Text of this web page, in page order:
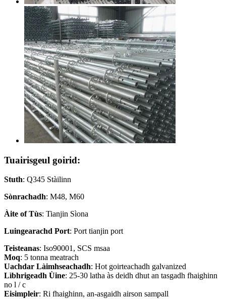
Tuairisgeul goirid:
Stuth: Q345 Stàilinn
Sònrachadh: M48, M60
Àite of Tùs: Tianjin Sìona
Luingearachd Port: Port tianjin port
Teisteanas: Iso90001, SCS msaa
Moq: 5 tonna meatrach
Uachdar Làimhseachadh: Hot goirteachadh galvanized
Lìbhrigeadh Ùine: 25-30 latha às deidh dhut an tasgadh fhaighinn
no l / c
Eisimpleir: Ri fhaighinn, an-asgaidh airson sampall